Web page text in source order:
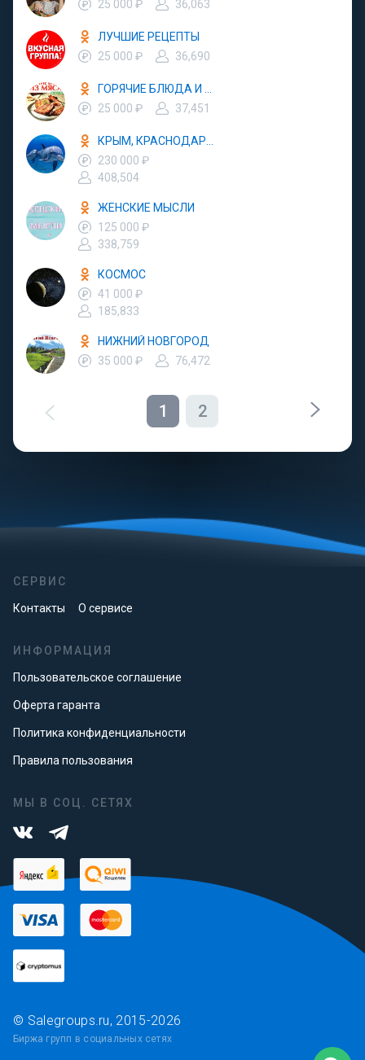
25 000 ₽
36,063
ЛУЧШИЕ РЕЦЕПТЫ
25 000 ₽
36,690
25 000 ₽
37,451
230 000 ₽
408,504
ЖЕНСКИЕ МЫСЛИ
125 000 ₽
338,759
КОСМОС
41 000 ₽
185,833
НИЖНИЙ НОВГОРОД
35 000 ₽
76,472
1 2
СЕРВИС
Контакты О сервисе
ИНФОРМАЦИЯ
Пользовательское соглашение
Оферта гаранта
Политика конфиденциальности
Правила пользования
МЫ В СОЦ. СЕТЯХ
© Salegroups.ru, 2015-2026
Биржа групп в социальных сетях